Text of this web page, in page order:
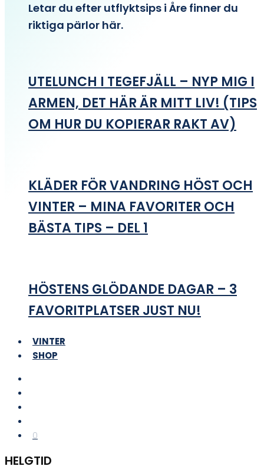
Letar du efter utflyktsips i Åre finner du
riktiga pärlor här.
UTELUNCH I TEGEFJÄLL – NYP MIG I
ARMEN, DET HÄR ÄR MITT LIV! (TIPS
OM HUR DU KOPIERAR RAKT AV)
KLÄDER FÖR VANDRING HÖST OCH
VINTER – MINA FAVORITER OCH
BÄSTA TIPS – DEL 1
HÖSTENS GLÖDANDE DAGAR – 3
FAVORITPLATSER JUST NU!
VINTER
SHOP
0
HELGTID